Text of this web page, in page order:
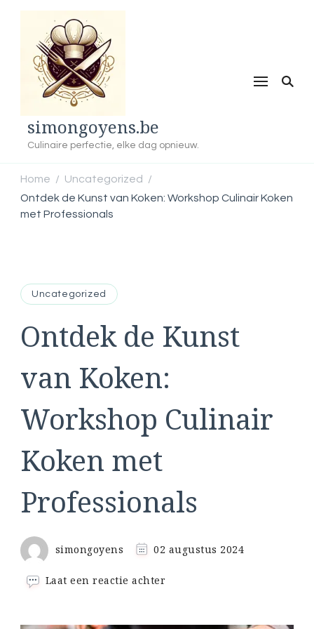
simongoyens.be
Culinaire perfectie, elke dag opnieuw.
Home / Uncategorized
/
Ontdek de Kunst van Koken: Workshop Culinair Koken
met Professionals
Uncategorized
Ontdek de Kunst
van Koken:
Workshop Culinair
Koken met
Professionals
simongoyens 02 augustus 2024
Laat een reactie achter
Kunst